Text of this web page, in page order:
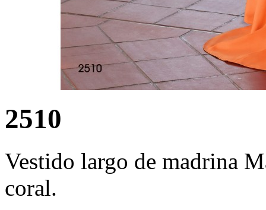
2510
Vestido largo de madrina
coral.